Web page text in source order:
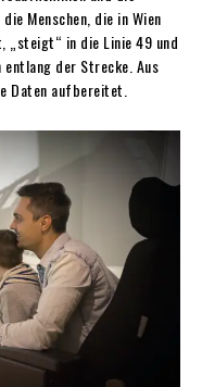
Menschen, die in Wien
in die Linie 49 und
der Strecke. Aus
Daten aufbereitet.